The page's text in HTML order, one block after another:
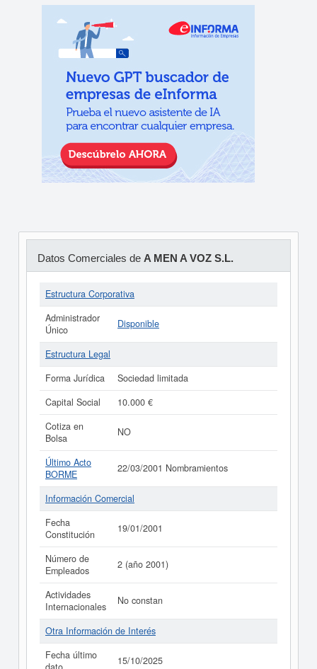
Datos Comerciales de A MEN A VOZ S.L.
Estructura Corporativa
Administrador
Único
Disponible
Estructura Legal
Forma Jurídica
Sociedad limitada
Capital Social
10.000 €
Cotiza en
Bolsa
NO
Último Acto
BORME
22/03/2001 Nombramientos
Información Comercial
Fecha
Constitución
19/01/2001
Número de
Empleados
2 (año 2001)
Actividades
Internacionales
No constan
Otra Información de Interés
Fecha último
15/10/2025